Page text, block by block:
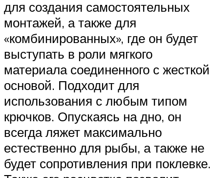
для создания самостоятельных
монтажей, а также для
«комбинированных», где он будет
выступать в роли мягкого
материала соединенного с жесткой
основой. Подходит для
использования с любым типом
крючков. Опускаясь на дно, он
всегда ляжет максимально
естественно для рыбы, а также не
будет сопротивления при поклевке.